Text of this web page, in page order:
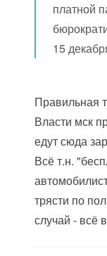
платной
15
Правильная
Власти мск
едут сюда
Всё т.н.
трясти по
случай - всё